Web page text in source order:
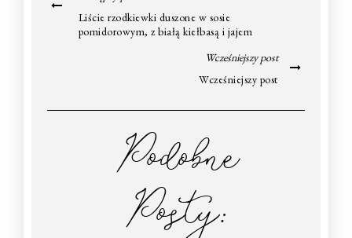
Liście rzodkiewki duszone w sosie
pomidorowym, z białą kiełbasą i jajem
Wcześniejszy post
Wcześniejszy post
Podobne
Posty: